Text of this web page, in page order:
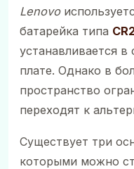
Lenovo
батарейка типа
устанавливается
плате. Однако в
пространство
переходят к
Существует три
которыми можно